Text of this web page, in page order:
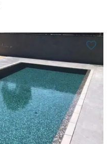
favorite_border